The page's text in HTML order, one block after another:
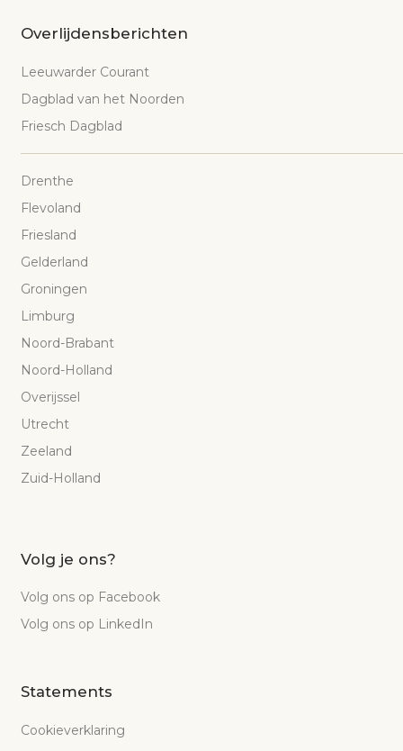
Overlijdensberichten
Leeuwarder Courant
Dagblad van het Noorden
Friesch Dagblad
Drenthe
Flevoland
Friesland
Gelderland
Groningen
Limburg
Noord-Brabant
Noord-Holland
Overijssel
Utrecht
Zeeland
Zuid-Holland
Volg je ons?
Volg ons op Facebook
Volg ons op LinkedIn
Statements
Cookieverklaring